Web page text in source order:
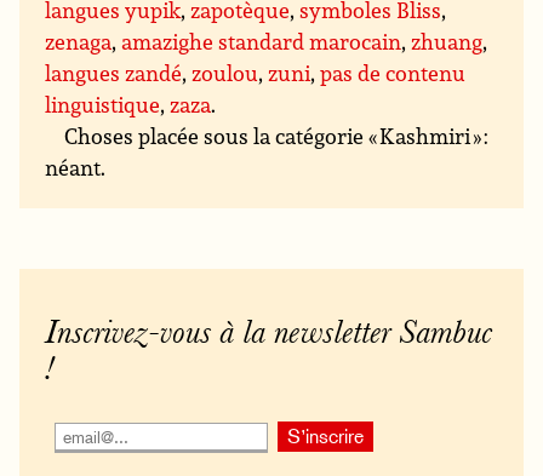
langues yupik,zapotèque,symboles Bliss,
zenaga,amazighe standard marocain,zhuang,
langues zandé,zoulou,zuni,pas de contenu
linguistique,zaza.
Choses placée sous la catégorie « Kashmiri » :
néant.
Inscrivez-vous à la newsletter Sambuc
!